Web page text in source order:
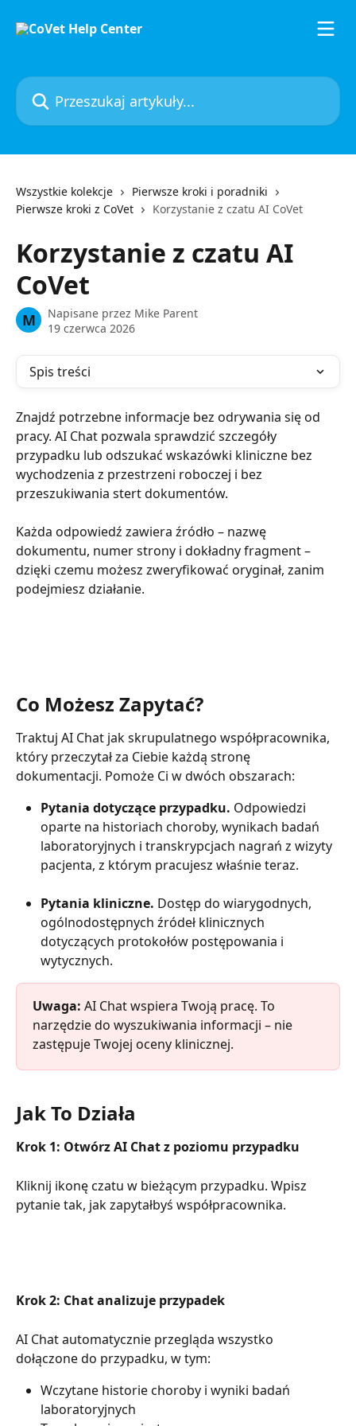
Przeszukaj artykuły...
Wszystkie kolekcje
Pierwsze kroki i poradniki
Pierwsze kroki z CoVet
Korzystanie z czatu AI CoVet
Korzystanie z czatu AI
CoVet
M Napisane przez Mike Parent
19 czerwca 2026
Spis treści
Znajdź potrzebne informacje bez odrywania się od
pracy. AI Chat pozwala sprawdzić szczegóły
przypadku lub odszukać wskazówki kliniczne bez
wychodzenia z przestrzeni roboczej i bez
przeszukiwania stert dokumentów.
Każda odpowiedź zawiera źródło – nazwę
dokumentu, numer strony i dokładny fragment –
dzięki czemu możesz zweryfikować oryginał, zanim
podejmiesz działanie.
Co Możesz Zapytać?
Traktuj AI Chat jak skrupulatnego współpracownika,
który przeczytał za Ciebie każdą stronę
dokumentacji. Pomoże Ci w dwóch obszarach:
Pytania dotyczące przypadku. Odpowiedzi
oparte na historiach choroby, wynikach badań
laboratoryjnych i transkrypcjach nagrań z wizyty
pacjenta, z którym pracujesz właśnie teraz.
Pytania kliniczne. Dostęp do wiarygodnych,
ogólnodostępnych źródeł klinicznych
dotyczących protokołów postępowania i
wytycznych.
Uwaga: AI Chat wspiera Twoją pracę. To
narzędzie do wyszukiwania informacji – nie
zastępuje Twojej oceny klinicznej.
Jak To Działa
Krok 1: Otwórz AI Chat z poziomu przypadku
Kliknij ikonę czatu w bieżącym przypadku. Wpisz
pytanie tak, jak zapytałbyś współpracownika.
Krok 2: Chat analizuje przypadek
AI Chat automatycznie przegląda wszystko
dołączone do przypadku, w tym:
Wczytane historie choroby i wyniki badań
laboratoryjnych